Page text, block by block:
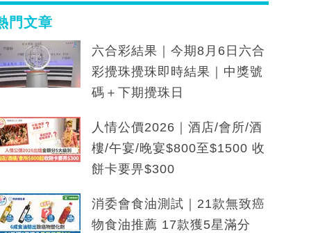
門文章
六合彩結果｜今期8月6日六合
彩攪珠攪珠即時結果｜中獎號
碼＋下期攪珠日
人情公價2026｜酒店/會所/酒
樓/午宴/晚宴$800至$1500 收
餅卡要畀$300
消委會食油測試｜21款無致癌
物食油推薦 17款獲5星滿分